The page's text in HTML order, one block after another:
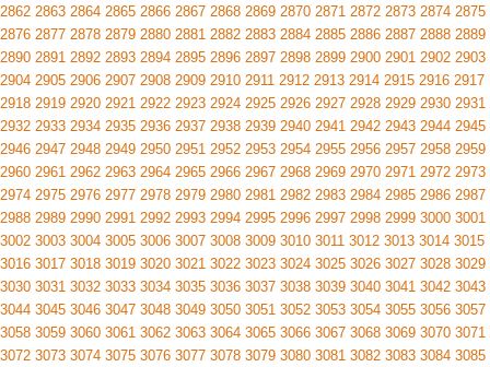
2862 2863 2864 2865 2866 2867 2868 2869 2870 2871 2872 2873 2874 2875
2876 2877 2878 2879 2880 2881 2882 2883 2884 2885 2886 2887 2888 2889
2890 2891 2892 2893 2894 2895 2896 2897 2898 2899 2900 2901 2902 2903
2904 2905 2906 2907 2908 2909 2910 2911 2912 2913 2914 2915 2916 2917
2918 2919 2920 2921 2922 2923 2924 2925 2926 2927 2928 2929 2930 2931
2932 2933 2934 2935 2936 2937 2938 2939 2940 2941 2942 2943 2944 2945
2946 2947 2948 2949 2950 2951 2952 2953 2954 2955 2956 2957 2958 2959
2960 2961 2962 2963 2964 2965 2966 2967 2968 2969 2970 2971 2972 2973
2974 2975 2976 2977 2978 2979 2980 2981 2982 2983 2984 2985 2986 2987
2988 2989 2990 2991 2992 2993 2994 2995 2996 2997 2998 2999 3000 3001
3002 3003 3004 3005 3006 3007 3008 3009 3010 3011 3012 3013 3014 3015
3016 3017 3018 3019 3020 3021 3022 3023 3024 3025 3026 3027 3028 3029
3030 3031 3032 3033 3034 3035 3036 3037 3038 3039 3040 3041 3042 3043
3044 3045 3046 3047 3048 3049 3050 3051 3052 3053 3054 3055 3056 3057
3058 3059 3060 3061 3062 3063 3064 3065 3066 3067 3068 3069 3070 3071
3072 3073 3074 3075 3076 3077 3078 3079 3080 3081 3082 3083 3084 3085